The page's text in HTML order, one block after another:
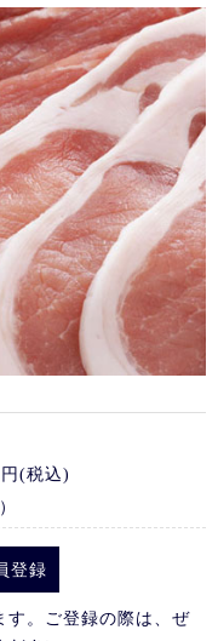
円(税込)
登録
す。ご登録の際は、ぜ